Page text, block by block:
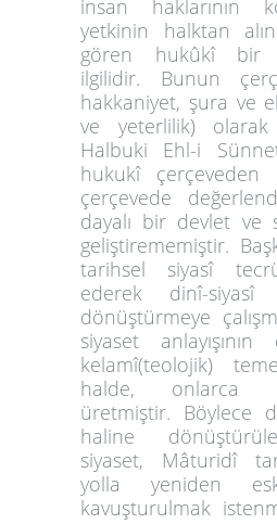
insan haklarının
yetkinin halktan
gören hukûkî bir
ilgilidir. Bunun
hakkaniyet, şura ve
ve yeterlilik) olarak
Halbuki Ehl-i
hukukî çerçeveden
çerçevede
dayalı bir devlet ve
geliştirememiştir.
tarihsel siyasî
ederek dinî-
dönüştürmeye
siyaset
kelamî(teolojik)
halde, onlarca
üretmiştir. Böylece
haline
siyaset, Mâturidî
yolla yeniden
kavuşturulmak